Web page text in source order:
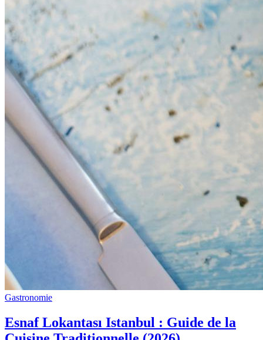
Gastronomie
Esnaf Lokantası Istanbul : Guide de la